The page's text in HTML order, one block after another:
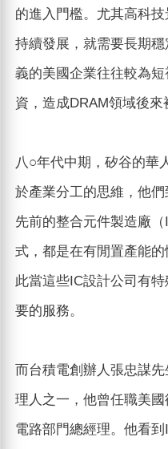
的進入門檻。尤其高科
持續發展，就需要長期
義的美國企業往往較為
資，造成DRAM領域後來
八○年代中期，矽谷的華
於產業分工的思維，他
先前的整合元件製造廠
式，都是在有閒置產能
此當這些IC設計公司有
要的服務。
而台積電創辦人張忠謀
理人之一，他曾任職美
電路部門總經理。他看